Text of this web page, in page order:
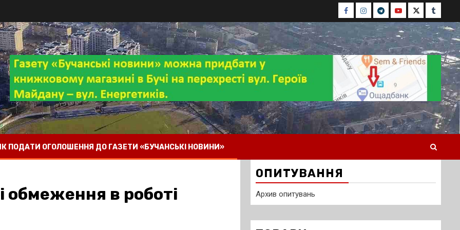
Facebook
Instagram
TelegramYoutubeTwitterTumblr
ПОДАТИ ОГОЛОШЕННЯ ДО ГАЗЕТИ «БУЧАНСЬКІ НОВИНИ»
обмеження в роботі
ОПИТУВАННЯ
Архив опитувань